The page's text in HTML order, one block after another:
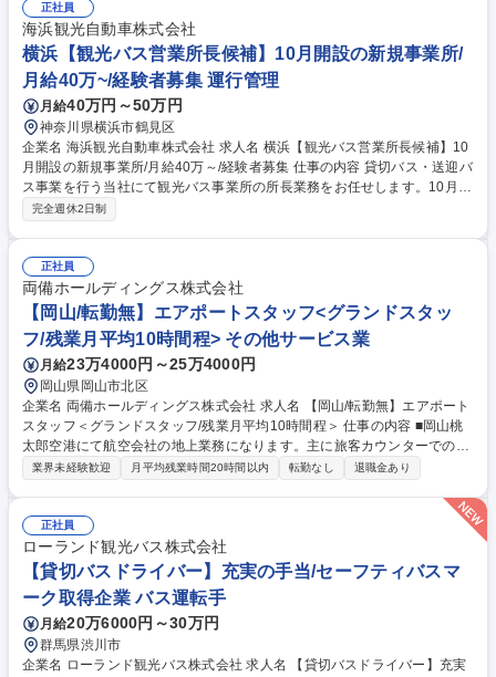
正社員
海浜観光自動車株式会社
横浜【観光バス営業所長候補】10月開設の新規事業所/
月給40万~/経験者募集 運行管理
月給40万円～50万円
神奈川県横浜市鶴見区
企業名 海浜観光自動車株式会社 求人名 横浜【観光バス営業所長候補】10
月開設の新規事業所/月給40万～/経験者募集 仕事の内容 貸切バス・送迎バ
ス事業を行う当社にて観光バス事業所の所長業務をお任せします。10月の
営業開始に合わせ、当初は別事業所の所長補佐からスタートし、業務全体
一般的な観光バスの営業所長業務（運行・労務管理、安全管理等） ■乗務
員のマネジメント、配車対応、トラブル発生時の一次対応 ■営業活動やア
ライアンス強化、近隣事業者との連携 ★新規立ち上げのため、一から理想
の組織・事業所づくりに携われます。 募集職種 横浜【観光バス営業所長
候補】10月開設の新規事業所/月給40万～/経験者募集
完全週休2日制
正社員
両備ホールディングス株式会社
【岡山/転勤無】エアポートスタッフ<グランドスタッ
フ/残業月平均10時間程> その他サービス業
月給23万4000円～25万4000円
岡山県岡山市北区
企業名 両備ホールディングス株式会社 求人名 【岡山/転勤無】エアポート
スタッフ＜グランドスタッフ/残業月平均10時間程＞ 仕事の内容 ■岡山桃
太郎空港にて航空会社の地上業務になります。主に旅客カウンターでの搭
乗手続き・手荷物受託、出発ロビーでの旅客誘導、搭乗口での改札業務、
て】 ■入社後は、e-ラーニングや羽田研修などを通じて基礎知識を習得し
ていただき、業務ごとのOJTも時間をかけて実施するため、未経験からの
チャレンジ歓迎です。 【変更の範囲】当社が定める業務全般。 募集職種
【岡山/転勤無】エアポートスタッフ＜グランドスタッフ/残業月平均10時
間程＞
業界未経験歓迎 月平均残業時間20時間以内 転勤なし 退職金あり
正社員
ローランド観光バス株式会社
【貸切バスドライバー】充実の手当/セーフティバスマ
ーク取得企業 バス運転手
月給20万6000円～30万円
群馬県渋川市
企業名 ローランド観光バス株式会社 求人名 【貸切バスドライバー】充実